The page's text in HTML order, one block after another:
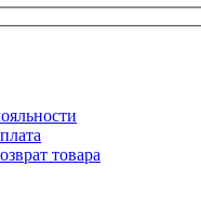
товара